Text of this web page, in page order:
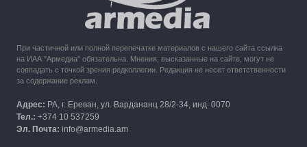
При частичной или полной перепечатке материалов с нашего сайта ссылка
на ИАА "Армедиа" обязательна. Мнения, высказанные на сайте, могут не
совпадать с точкой зрения редколлегии. Редакция не несет ответственности
за содержание реклам.
Адрес: РА, г. Ереван, ул. Вардананц 28/2-34, инд. 0070
Тел.: +374 10 537259
Эл. Почта: info@armedia.am